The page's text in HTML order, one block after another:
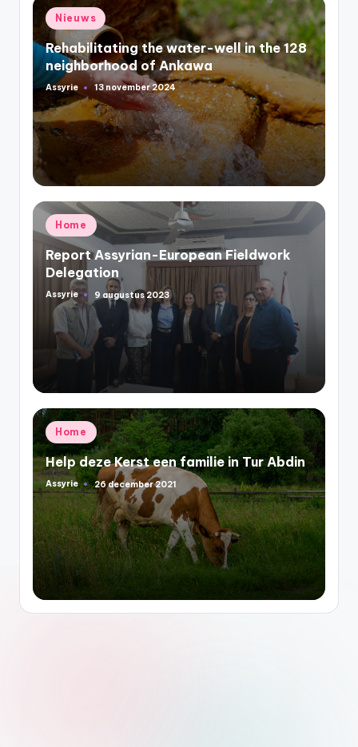
Geplaatst
in
Nieuws
Rehabilitating the water-well in the 128
neighborhood of Ankawa
Geplaatst
door
Assyrie 13 november 2024
Geplaatst
in
Home
Report Assyrian-European Fieldwork
Delegation
Geplaatst
door
Assyrie 9 augustus 2023
Geplaatst
in
Home
Help deze Kerst een familie in Tur Abdin
Geplaatst
door
Assyrie 26 december 2021